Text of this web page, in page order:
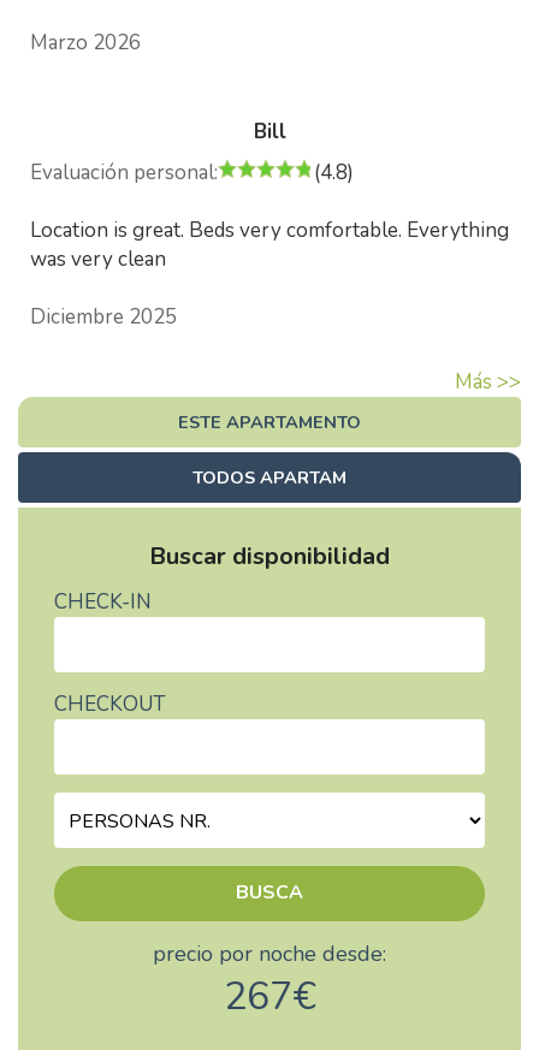
Marzo 2026
Bill
Evaluación personal:
(4.8)
Location is great. Beds very comfortable. Everything
was very clean
Diciembre 2025
Más >>
ESTE APARTAMENTO
TODOS APARTAM
Buscar disponibilidad
CHECK-IN
CHECKOUT
BUSCA
precio por noche desde:
267€